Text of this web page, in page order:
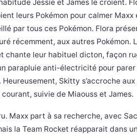
Jessie et James le croient.
leurs Pokémon pour calmer Maxx
par tous ces Pokémon. Flora
récemment, aux autres Pokémon.
chante leur habituel dicton, façon
parapluie anti-électricité pour parer
Skitty s’accroche
suivie de Miaouss et James.
Maxx part à sa recherche, avec
la Team Rocket réapparait dans